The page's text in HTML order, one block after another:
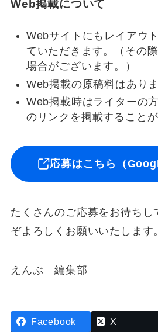
Web掲載について
Webサイトにもレイアウ
ていただきます。（その
場合がございます。）
Web掲載の原稿料はありま
Web掲載時はライターの
のリンクを掲載することが
応募はこちら（
たくさんのご応募をお待ちし
ぞよろしくお願いいたします
えんぶ 編集部
Facebook X